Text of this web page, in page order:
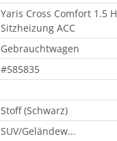
Yaris Cross Comfort 1.5
Sitzheizung ACC
Gebrauchtwagen
#585835
Stoff (Schwarz)
SUV/Geländew...